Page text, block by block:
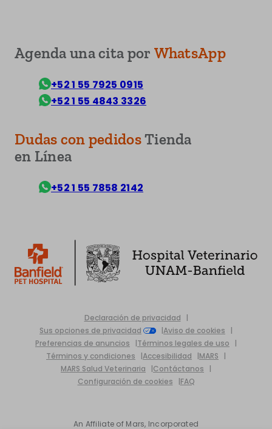
Agenda una cita por WhatsApp
+52 1 55 7925 0915
+52 1 55 4843 3326
Dudas con pedidosTienda
en Línea
+52 1 55 7858 2142
Declaración de privacidad
Sus opciones de privacidad
Aviso de cookies
Preferencias de anuncios
Términos legales de uso
Términos y condiciones
Accesibilidad
MARS
MARS Salud Veterinaria
Contáctanos
Configuración de cookies
FAQ
An Affiliate of Mars, Incorporated